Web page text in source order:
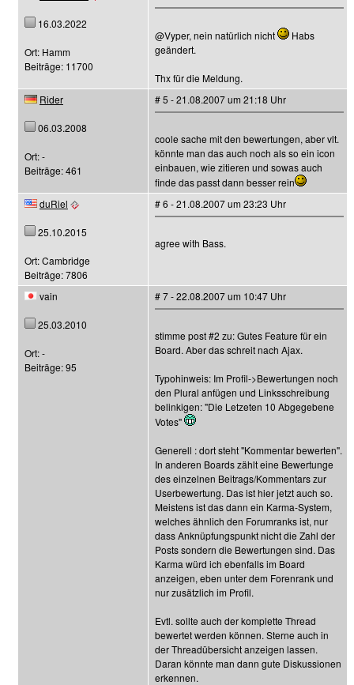
16.03.2022
Ort: Hamm
Beiträge: 11700
@Vyper, nein natürlich nicht
Habs
geändert.
Thx für die Meldung.
Rider
06.03.2008
Ort: -
Beiträge: 461
# 5 - 21.08.2007 um 21:18 Uhr
coole sache mit den bewertungen, aber vlt.
könnte man das auch noch als so ein icon
einbauen, wie zitieren und sowas auch
finde das passt dann besser rein
duRiel
25.10.2015
Ort: Cambridge
Beiträge: 7806
# 6 - 21.08.2007 um 23:23 Uhr
agree with Bass.
vain
25.03.2010
Ort: -
Beiträge: 95
# 7 - 22.08.2007 um 10:47 Uhr
stimme post #2 zu: Gutes Feature für ein
Board. Aber das schreit nach Ajax.
Typohinweis: Im Profil->Bewertungen noch
den Plural anfügen und Linksschreibung
belinkigen: "Die Letzeten 10 Abgegebene
Votes"
Generell : dort steht "Kommentar bewerten".
In anderen Boards zählt eine Bewertunge
des einzelnen Beitrags/Kommentars zur
Userbewertung. Das ist hier jetzt auch so.
Meistens ist das dann ein Karma-System,
welches ähnlich den Forumranks ist, nur
dass Anknüpfungspunkt nicht die Zahl der
Posts sondern die Bewertungen sind. Das
Karma würd ich ebenfalls im Board
anzeigen, eben unter dem Forenrank und
nur zusätzlich im Profil.
Evtl. sollte auch der komplette Thread
bewertet werden können. Sterne auch in
der Threadübersicht anzeigen lassen.
Daran könnte man dann gute Diskussionen
erkennen.